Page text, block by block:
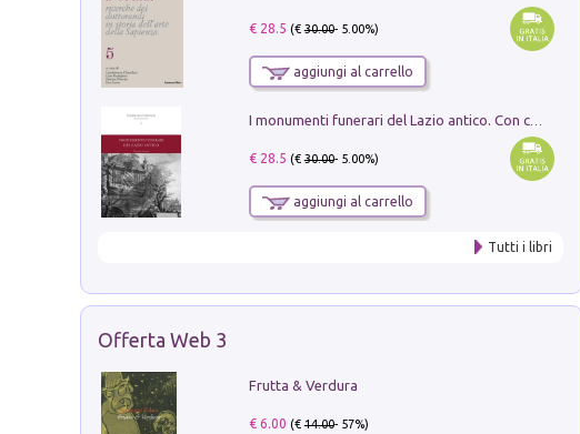
€ 28.5 (€30.00- 5.00%)
aggiungi al carrello
I monumenti funerari del Lazio antico. Con cartella con tavole
€ 28.5 (€30.00- 5.00%)
aggiungi al carrello
Tutti i libri
Offerta Web 3
Frutta & Verdura
€ 6.00 (€14.00- 57%)